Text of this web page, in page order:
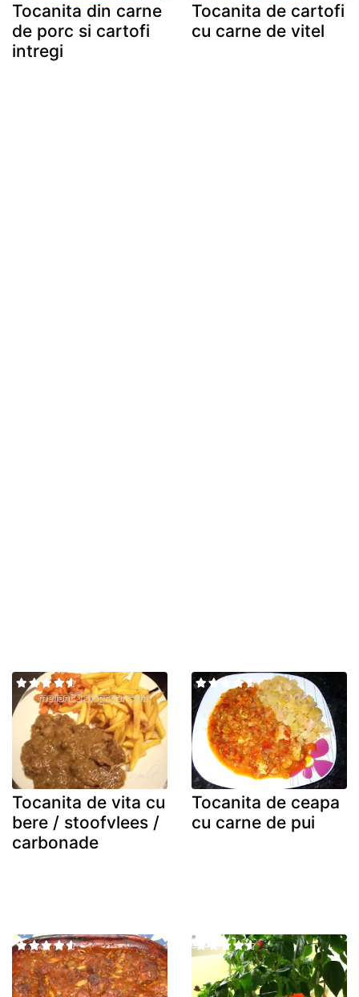
Tocanita din carne
de porc si cartofi
intregi
Tocanita de cartofi
cu carne de vitel
Tocanita de vita cu
bere / stoofvlees /
carbonade
Tocanita de ceapa
cu carne de pui